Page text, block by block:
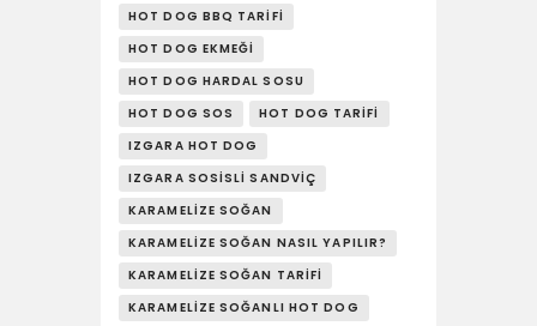
HOT DOG BBQ TARIFI
HOT DOG EKMEĞI
HOT DOG HARDAL SOSU
HOT DOG SOS
HOT DOG TARIFI
IZGARA HOT DOG
IZGARA SOSISLI SANDVIÇ
KARAMELIZE SOĞAN
KARAMELIZE SOĞAN NASIL YAPILIR?
KARAMELIZE SOĞAN TARIFI
KARAMELIZE SOĞANLI HOT DOG